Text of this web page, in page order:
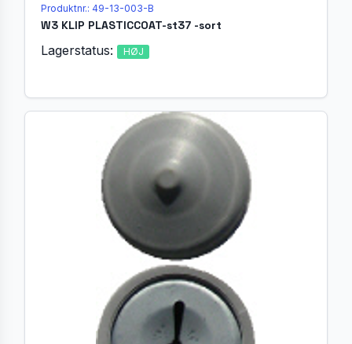
Produktnr.: 49-13-003-B
W3 KLIP PLASTICCOAT-st37 -sort
Lagerstatus: HØJ